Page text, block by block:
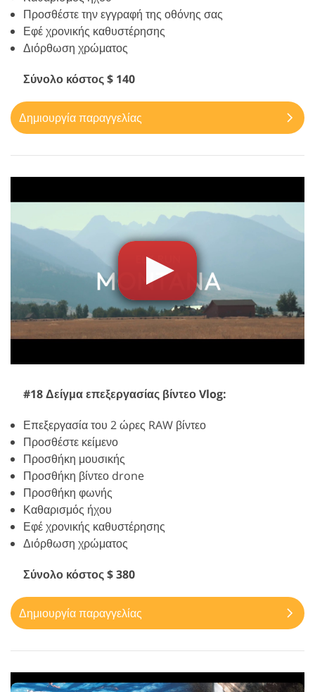
Προσθέστε την εγγραφή της οθόνης σας
Εφέ χρονικής καθυστέρησης
Διόρθωση χρώματος
Σύνολο κόστος $ 140
Δημιουργία παραγγελίας
#18 Δείγμα επεξεργασίας βίντεο Vlog:
Επεξεργασία του 2 ώρες RAW βίντεο
Προσθέστε κείμενο
Προσθήκη μουσικής
Προσθήκη βίντεο drone
Προσθήκη φωνής
Καθαρισμός ήχου
Εφέ χρονικής καθυστέρησης
Διόρθωση χρώματος
Σύνολο κόστος $ 380
Δημιουργία παραγγελίας